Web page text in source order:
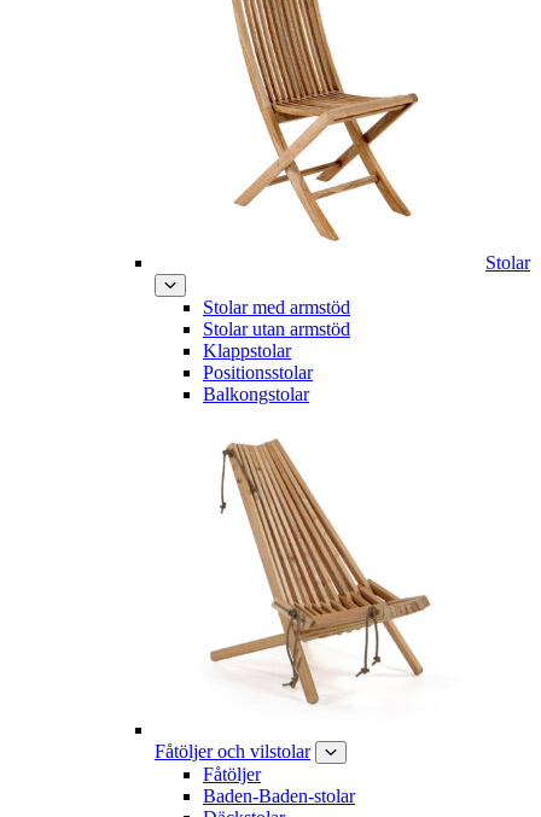
Stolar
Stolar med armstöd
Stolar utan armstöd
Klappstolar
Positionsstolar
Balkongstolar
Fåtöljer och vilstolar
Fåtöljer
Baden-Baden-stolar